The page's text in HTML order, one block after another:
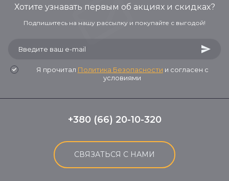
Хотите узнавать первым об акциях и скидках?
Подпишитесь на нашу рассылку и покупайте с выгодой!
Я прочитал Политика Безопасности и согласен с
условиями
+380 (66) 20-10-320
СВЯЗАТЬСЯ С НАМИ